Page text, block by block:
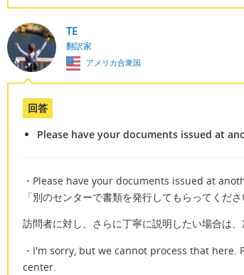
TE
翻訳家
アメリカ合衆国
回答
Please have your documents issued at
・Please have your documents issued at
「別のセンターで書類を発行してもらってくださ
訪問者に対し、さらに丁寧に説明したい場合は
・I'm sorry, but we cannot process that
center.